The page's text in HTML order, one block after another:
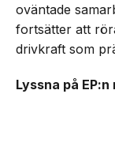
oväntade
fortsätter att
drivkraft som
Lyssna på EP:n